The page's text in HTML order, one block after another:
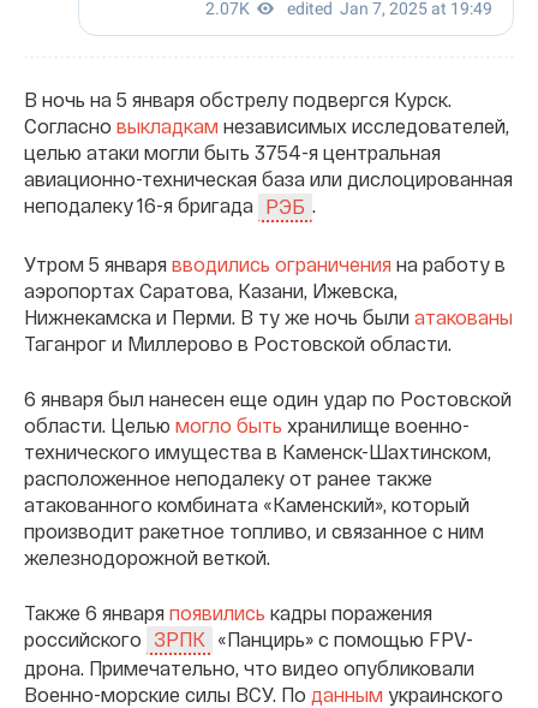
В ночь на 5 января обстрелу подвергся Курск.
Согласно выкладкам независимых исследователей,
целью атаки могли быть 3754-я центральная
авиационно-техническая база или дислоцированная
неподалеку 16-я бригада
РЭБ .
Утром 5 января вводились ограничения на работу в
аэропортах Саратова, Казани, Ижевска,
Нижнекамска и Перми. В ту же ночь были атакованы
Таганрог и Миллерово в Ростовской области.
6 января был нанесен еще один удар по Ростовской
области. Целью могло быть хранилище военно-
технического имущества в Каменск-Шахтинском,
расположенное неподалеку от ранее также
атакованного комбината «Каменский», который
производит ракетное топливо, и связанное с ним
железнодорожной веткой.
Также 6 января появились кадры поражения
российского
ЗРПК
«Панцирь» с помощью FPV-
дрона. Примечательно, что видео опубликовали
Военно-морские силы ВСУ. По данным украинского